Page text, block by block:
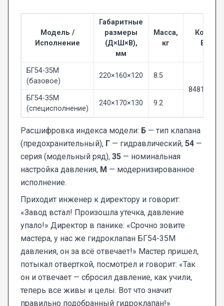
Модель /
Исполнение
Габаритные
размеры
(Д×Ш×В),
мм
Масса,
кг
Код ТН
ВЭД
БГ54-35М
(базовое)
220×160×120
8.5
БГ54-35М
(специсполнение)
240×170×130 9.2
Расшифровка индекса модели: Б — тип клапана
(предохранительный), Г — гидравлический, 54 —
серия (модельный ряд), 35 — номинальная
настройка давления, М — модернизированное
исполнение.
Приходит инженер к директору и говорит:
«Завод встал! Произошла утечка, давление
упало!» Директор в панике: «Срочно зовите
мастера, у нас же гидроклапан БГ54-35М
давления, он за всё отвечает!» Мастер пришел,
потыкал отверткой, посмотрел и говорит: «Так
он и отвечает — сбросил давление, как учили,
теперь все живы и целы. Вот что значит
правильно подобранный гидроклапан!»